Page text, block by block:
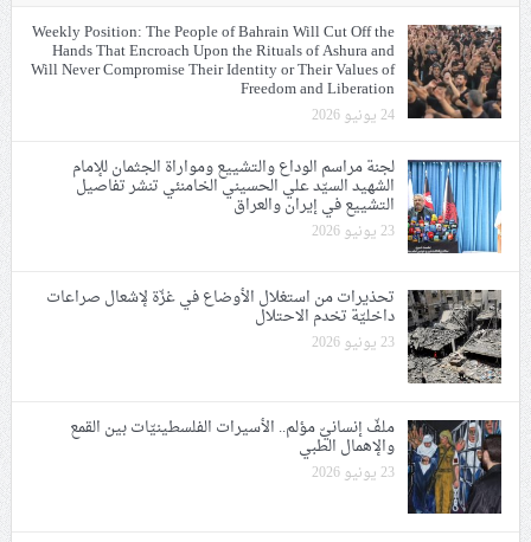
Weekly Position: The People of Bahrain Will Cut Off the
Hands That Encroach Upon the Rituals of Ashura and
Will Never Compromise Their Identity or Their Values of
Freedom and Liberation
24 يونيو 2026
لجنة مراسم الوداع والتشييع ومواراة الجثمان للإمام
الشهيد السيّد علي الحسيني الخامنئي تنشر تفاصيل
التشييع في إيران والعراق
23 يونيو 2026
تحذيرات من استغلال الأوضاع في غزّة لإشعال صراعات
داخليّة تخدم الاحتلال
23 يونيو 2026
ملفّ إنسانيّ مؤلم.. الأسيرات الفلسطينيّات بين القمع
والإهمال الطبي
23 يونيو 2026